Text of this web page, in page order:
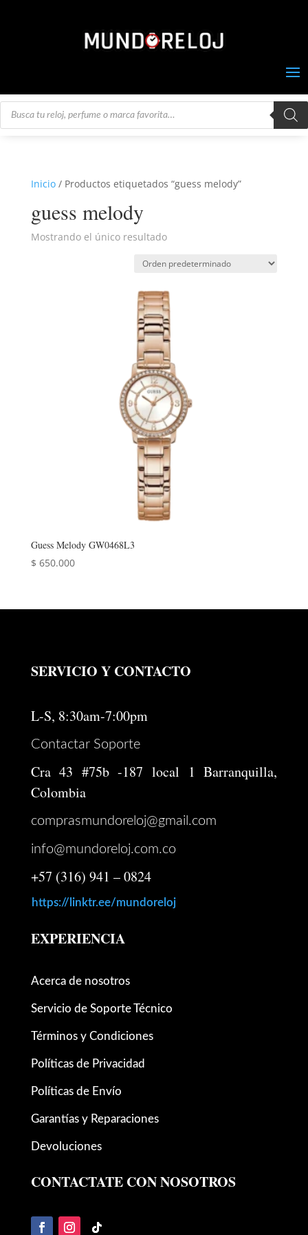
Búsqueda
Inicio/ Productos etiquetados “guess melody”
guess melody
Mostrando el único resultado
Guess Melody GW0468L3
$ 650.000
SERVICIO Y CONTACTO
L-S, 8:30am-7:00pm
Contactar Soporte
Cra 43 #75b -187 local 1 Barranquilla,
Colombia
comprasmundoreloj@gmail.com
info@mundoreloj.com.co
+57 (316) 941 – 0824
https://linktr.ee/mundoreloj
EXPERIENCIA
Acerca de nosotros
Servicio de Soporte Técnico
Términos y Condiciones
Políticas de Privacidad
Políticas de Envío
Garantías y Reparaciones
Devoluciones
CONTACTATE CON NOSOTROS